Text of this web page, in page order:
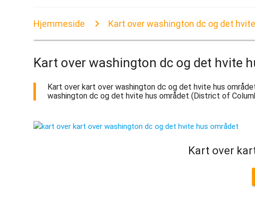
Hjemmeside Kart over washington dc og det
Kart over washington dc og det hvite
Kart over kart over washington dc og det hvite hus
washington dc og det hvite hus området (District of
Kart over